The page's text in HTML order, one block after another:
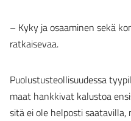
– Kyky ja osaaminen sekä
ratkaisevaa.
Puolustusteollisuudessa
maat hankkivat kalustoa
sitä ei ole helposti saatavilla,